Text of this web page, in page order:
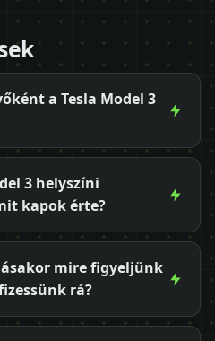
a Tesla Model 3
3 helyszíni
kapok érte?
mire figyeljünk
rá?